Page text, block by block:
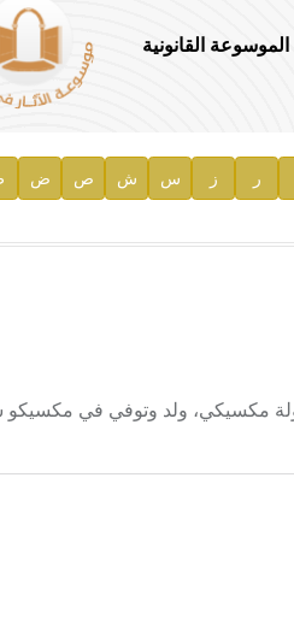
الموسوعة القانونية
ر ز س ش ص ض